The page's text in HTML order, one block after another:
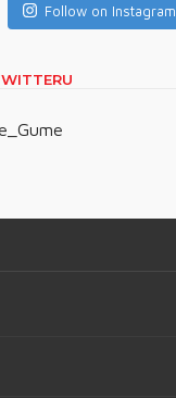
Follow on Instagram